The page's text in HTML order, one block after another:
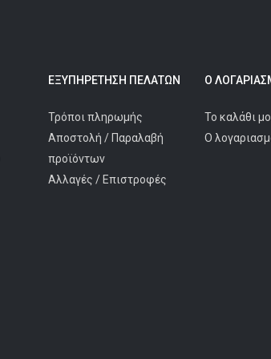
ΕΞΥΠΗΡΈΤΗΣΗ ΠΕΛΑΤΩΝ
Τρόποι πληρωμής
Αποστολή / Παραλαβή
προϊόντων
Αλλαγές / Επιστροφές
Ο
Το καλάθι
Ο